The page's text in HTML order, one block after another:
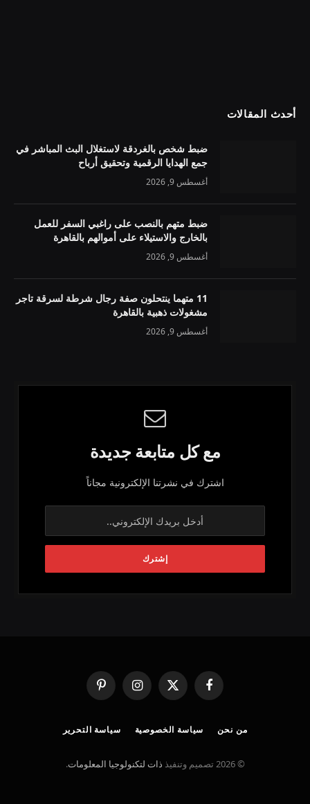
أحدث المقالات
ضبط شخص بالغردقة لاستغلال البث المباشر في
جمع الهدايا الرقمية وتحقيق أرباح
أغسطس 9, 2026
ضبط متهم بالنصب على راغبي السفر للعمل
بالخارج والاستيلاء على أموالهم بالقاهرة
أغسطس 9, 2026
11 متهما ينتحلون صفة رجال شرطة لسرقة تاجر
مشغولات ذهبية بالقاهرة
أغسطس 9, 2026
مع كل متابعة جديدة
اشترك في نشرتنا الإلكترونية مجاناً
فيسبوك
X
(Twitter)
الانستغرامبينتيريست
من نحن سياسة الخصوصية سياسة التحرير
© 2026 تصميم وتنفيذ ذات لتكنولوجيا المعلومات.